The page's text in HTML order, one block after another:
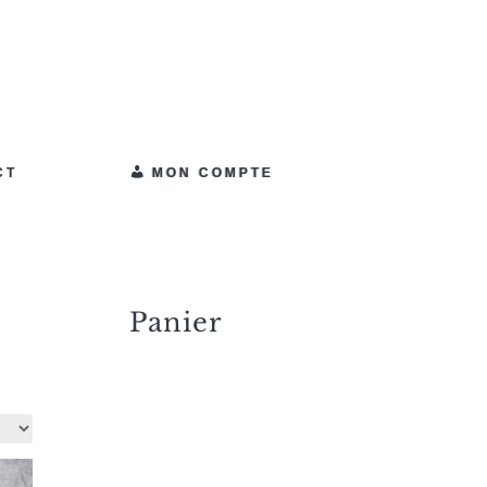
MON COMPTE
Panier